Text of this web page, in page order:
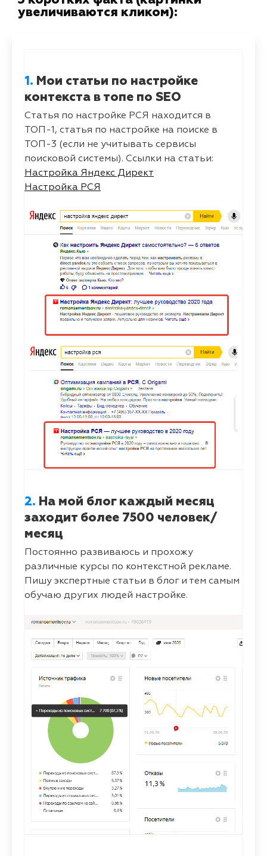
увеличиваются кликом):
1. Мои статьи по настройке
контекста в топе по SEO
Статья по настройке РСЯ находится в
ТОП-1, статья по настройке на поиске в
ТОП-3 (если не учитывать сервисы
поисковой системы). Ссылки на статьи:
Настройка Яндекс Директ
Настройка РСЯ
2. На мой блог каждый месяц
заходит более 7500 человек/
месяц
Постоянно развиваюсь и прохожу
различные курсы по контекстной рекламе.
Пишу экспертные статьи в блог и тем самым
обучаю других людей настройке.